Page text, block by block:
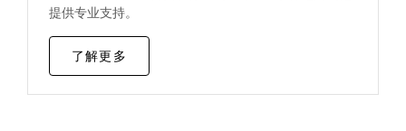
提供专业支持。
了解更多